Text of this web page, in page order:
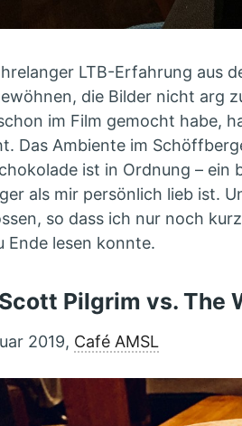
LTB-Erfahrung aus
die Bilder nicht arg
im Film gemocht habe,
Das Ambiente im
ist in Ordnung –
als mir persönlich lieb ist.
so dass ich nur noch
Ende lesen konnte.
Pilgrim vs. The
2019, Café AMSL